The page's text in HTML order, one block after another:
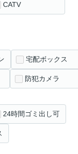
CATV
宅配ボックス
防犯カメラ
24時間ゴミ出し可